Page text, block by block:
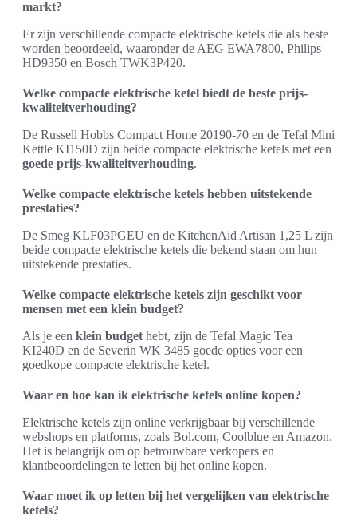
markt?
Er zijn verschillende compacte elektrische ketels die als beste
worden beoordeeld, waaronder de AEG EWA7800, Philips
HD9350 en Bosch TWK3P420.
Welke compacte elektrische ketel biedt de beste prijs-
kwaliteitverhouding?
De Russell Hobbs Compact Home 20190-70 en de Tefal Mini
Kettle KI150D zijn beide compacte elektrische ketels met een
goede prijs-kwaliteitverhouding.
Welke compacte elektrische ketels hebben uitstekende
prestaties?
De Smeg KLF03PGEU en de KitchenAid Artisan 1,25 L zijn
beide compacte elektrische ketels die bekend staan om hun
uitstekende prestaties.
Welke compacte elektrische ketels zijn geschikt voor
mensen met een klein budget?
Als je een klein budget hebt, zijn de Tefal Magic Tea
KI240D en de Severin WK 3485 goede opties voor een
goedkope compacte elektrische ketel.
Waar en hoe kan ik elektrische ketels online kopen?
Elektrische ketels zijn online verkrijgbaar bij verschillende
webshops en platforms, zoals Bol.com, Coolblue en Amazon.
Het is belangrijk om op betrouwbare verkopers en
klantbeoordelingen te letten bij het online kopen.
Waar moet ik op letten bij het vergelijken van elektrische
ketels?